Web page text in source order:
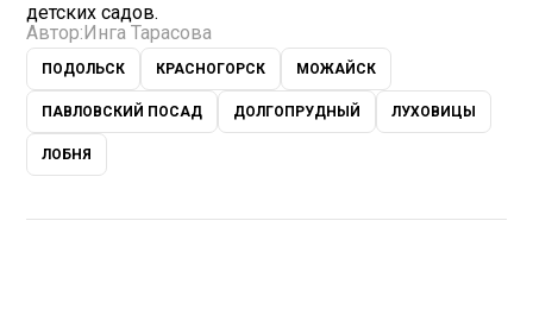
детских садов.
Автор:Инга Тарасова
ПОДОЛЬСК КРАСНОГОРСК МОЖАЙСК
ПАВЛОВСКИЙ ПОСАД ДОЛГОПРУДНЫЙ ЛУХОВИЦЫ
ЛОБНЯ